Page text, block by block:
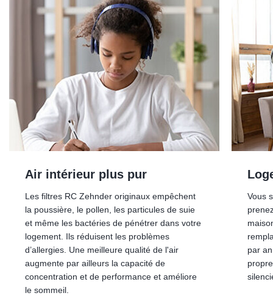
Logement sain
Vous souhaitez un habitat plus sain ? Alors
prenez soin des « poumons » de votre
maison : le système de ventilation. En
remplaçant les filtres au minimum deux fois
par an, les tubes de ventilation restent
propres et vous profitez d’un système
silencieux et confortable.
aussi
la